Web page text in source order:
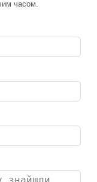
часом.